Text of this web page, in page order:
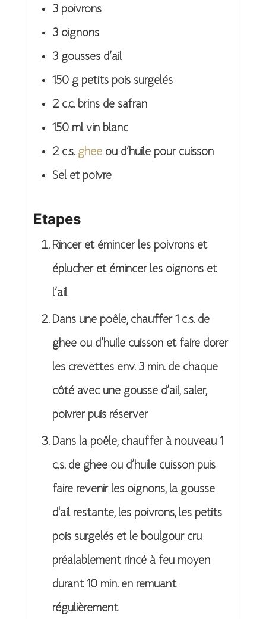
3 poivrons
3 oignons
3 gousses d’ail
150 g petits pois surgelés
2 c.c. brins de safran
150 ml vin blanc
2 c.s. gheeou d’huile pour cuisson
Sel et poivre
Etapes
Rincer et émincer les poivrons et
éplucher et émincer les oignons et
l’ail
Dans une poêle, chauffer 1 c.s. de
ghee ou d’huile cuisson et faire dorer
les crevettes env. 3 min. de chaque
côté avec une gousse d’ail, saler,
poivrer puis réserver
Dans la poêle, chauffer à nouveau 1
c.s. de ghee ou d’huile cuisson puis
faire revenir les oignons, la gousse
d'ail restante, les poivrons, les petits
pois surgelés et le boulgour cru
préalablement rincé à feu moyen
durant 10 min. en remuant
régulièrement